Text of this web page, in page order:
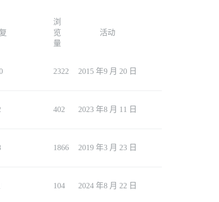
浏
览
量
活动
2322 2015 年9 月 20 日
402 2023 年8 月 11 日
1866 2019 年3 月 23 日
104 2024 年8 月 22 日